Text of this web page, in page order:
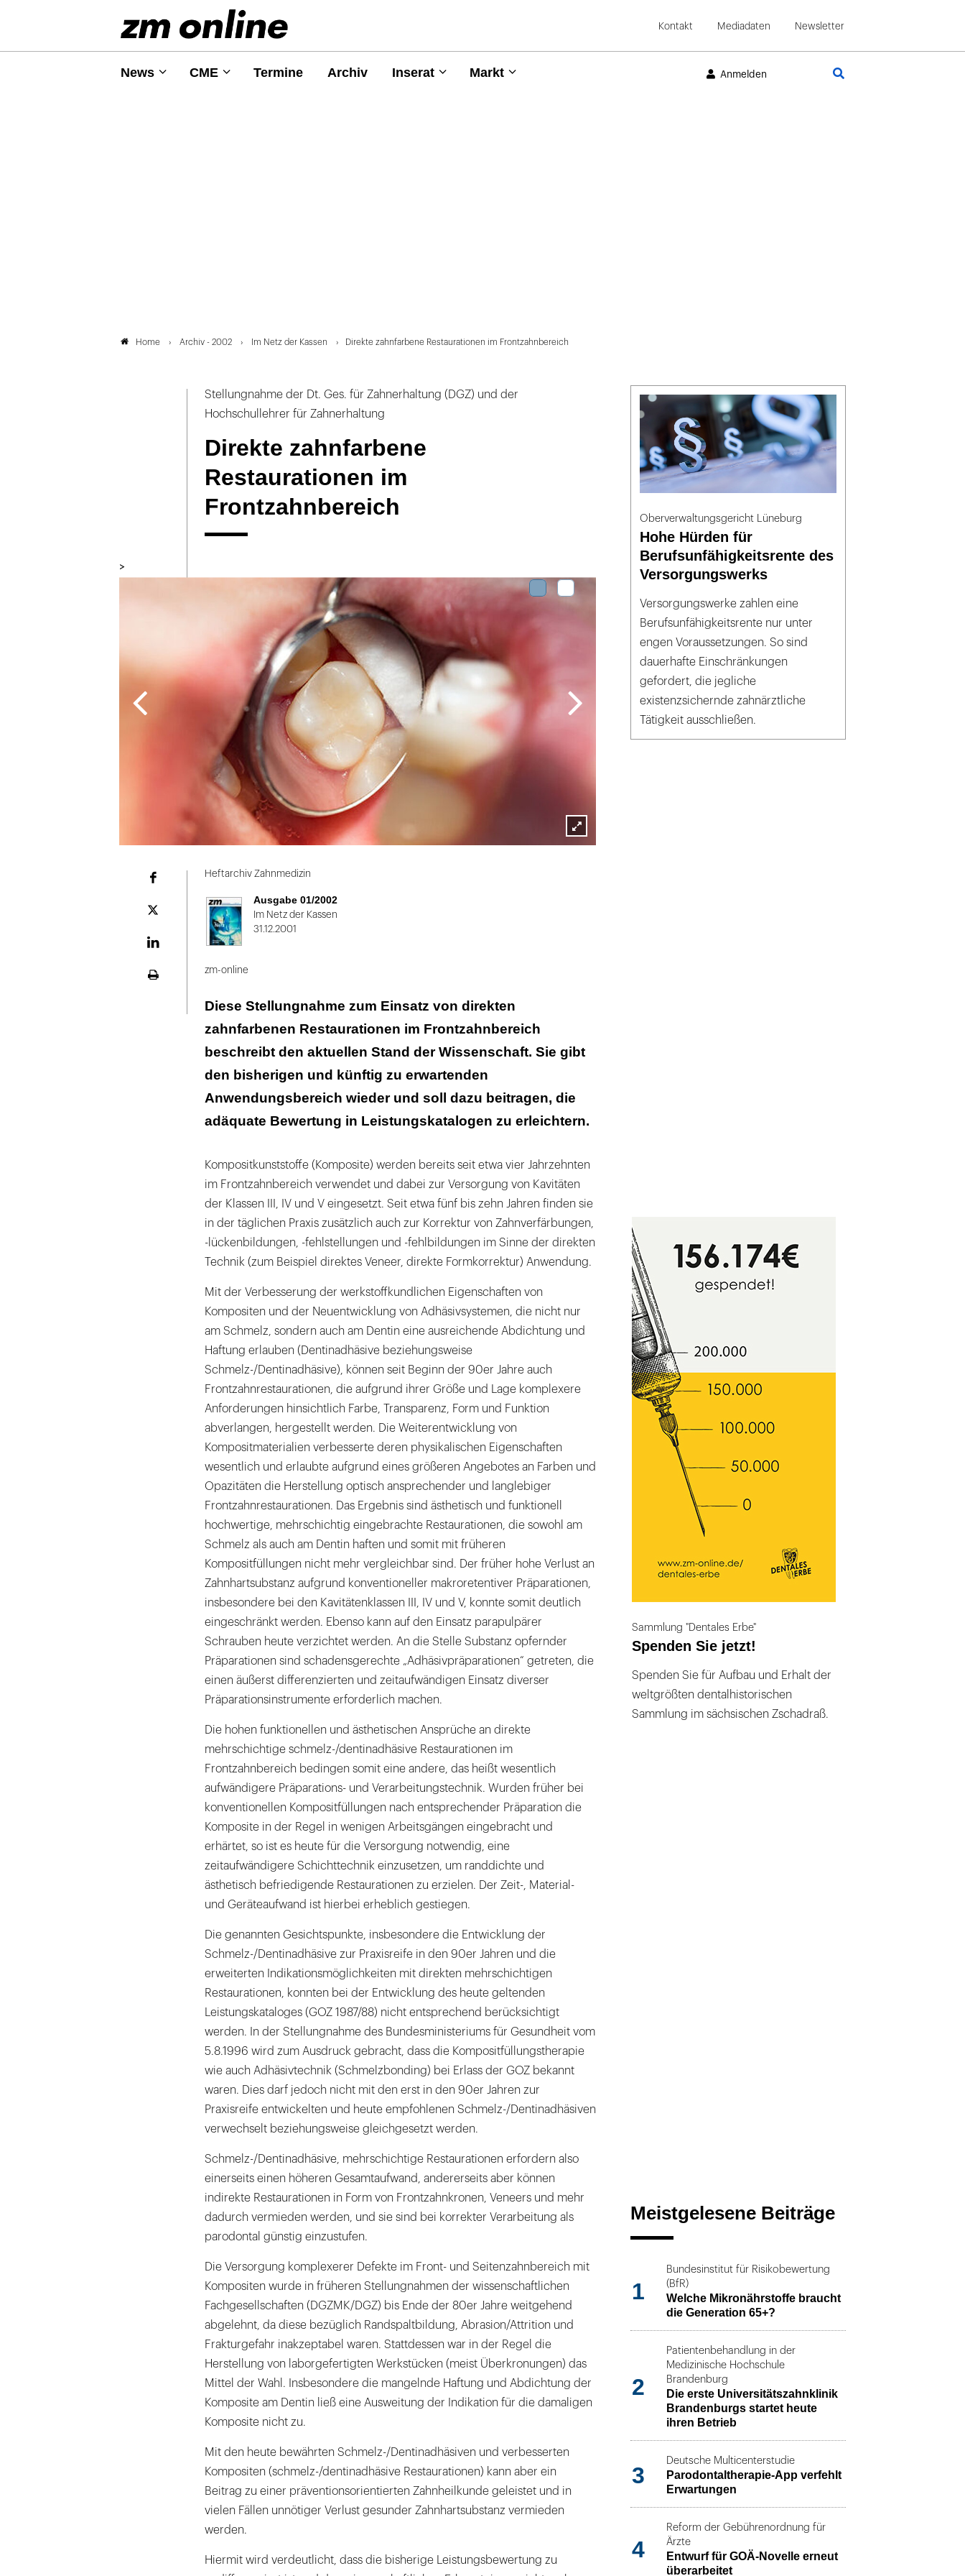
Kontakt Mediadaten Newsletter
News CME Termine Archiv Inserat Markt Anmelden
Home Archiv - 2002 Im Netz der Kassen Direkte zahnfarbene Restaurationen im Frontzahnbereich
Stellungnahme der Dt. Ges. für Zahnerhaltung (DGZ) und der
Hochschullehrer für Zahnerhaltung
Direkte zahnfarbene
Restaurationen im
Frontzahnbereich
>
Lightbox
Plattform
Heftarchiv Zahnmedizin
Ausgabe 01/2002
Im Netz der Kassen
31.12.2001
zm-online
Diese Stellungnahme zum Einsatz von direkten
zahnfarbenen Restaurationen im Frontzahnbereich
beschreibt den aktuellen Stand der Wissenschaft. Sie gibt
den bisherigen und künftig zu erwartenden
Anwendungsbereich wieder und soll dazu beitragen, die
adäquate Bewertung in Leistungskatalogen zu erleichtern.
Kompositkunststoffe (Komposite) werden bereits seit etwa vier Jahrzehnten
im Frontzahnbereich verwendet und dabei zur Versorgung von Kavitäten
der Klassen III, IV und V eingesetzt. Seit etwa fünf bis zehn Jahren finden sie
in der täglichen Praxis zusätzlich auch zur Korrektur von Zahnverfärbungen,
-lückenbildungen, -fehlstellungen und -fehlbildungen im Sinne der direkten
Technik (zum Beispiel direktes Veneer, direkte Formkorrektur) Anwendung.
Mit der Verbesserung der werkstoffkundlichen Eigenschaften von
Kompositen und der Neuentwicklung von Adhäsivsystemen, die nicht nur
am Schmelz, sondern auch am Dentin eine ausreichende Abdichtung und
Haftung erlauben (Dentinadhäsive beziehungsweise
Schmelz-/Dentinadhäsive), können seit Beginn der 90er Jahre auch
Frontzahnrestaurationen, die aufgrund ihrer Größe und Lage komplexere
Anforderungen hinsichtlich Farbe, Transparenz, Form und Funktion
abverlangen, hergestellt werden. Die Weiterentwicklung von
Kompositmaterialien verbesserte deren physikalischen Eigenschaften
wesentlich und erlaubte aufgrund eines größeren Angebotes an Farben und
Opazitäten die Herstellung optisch ansprechender und langlebiger
Frontzahnrestaurationen. Das Ergebnis sind ästhetisch und funktionell
hochwertige, mehrschichtig eingebrachte Restaurationen, die sowohl am
Schmelz als auch am Dentin haften und somit mit früheren
Kompositfüllungen nicht mehr vergleichbar sind. Der früher hohe Verlust an
Zahnhartsubstanz aufgrund konventioneller makroretentiver Präparationen,
insbesondere bei den Kavitätenklassen III, IV und V, konnte somit deutlich
eingeschränkt werden. Ebenso kann auf den Einsatz parapulpärer
Schrauben heute verzichtet werden. An die Stelle Substanz opfernder
Präparationen sind schadensgerechte „Adhäsivpräparationen“ getreten, die
einen äußerst differenzierten und zeitaufwändigen Einsatz diverser
Präparationsinstrumente erforderlich machen.
Die hohen funktionellen und ästhetischen Ansprüche an direkte
mehrschichtige schmelz-/dentinadhäsive Restaurationen im
Frontzahnbereich bedingen somit eine andere, das heißt wesentlich
aufwändigere Präparations- und Verarbeitungstechnik. Wurden früher bei
konventionellen Kompositfüllungen nach entsprechender Präparation die
Komposite in der Regel in wenigen Arbeitsgängen eingebracht und
erhärtet, so ist es heute für die Versorgung notwendig, eine
zeitaufwändigere Schichttechnik einzusetzen, um randdichte und
ästhetisch befriedigende Restaurationen zu erzielen. Der Zeit-, Material-
und Geräteaufwand ist hierbei erheblich gestiegen.
Die genannten Gesichtspunkte, insbesondere die Entwicklung der
Schmelz-/Dentinadhäsive zur Praxisreife in den 90er Jahren und die
erweiterten Indikationsmöglichkeiten mit direkten mehrschichtigen
Restaurationen, konnten bei der Entwicklung des heute geltenden
Leistungskataloges (GOZ 1987/88) nicht entsprechend berücksichtigt
werden. In der Stellungnahme des Bundesministeriums für Gesundheit vom
5.8.1996 wird zum Ausdruck gebracht, dass die Kompositfüllungstherapie
wie auch Adhäsivtechnik (Schmelzbonding) bei Erlass der GOZ bekannt
waren. Dies darf jedoch nicht mit den erst in den 90er Jahren zur
Praxisreife entwickelten und heute empfohlenen Schmelz-/Dentinadhäsiven
verwechselt beziehungsweise gleichgesetzt werden.
Schmelz-/Dentinadhäsive, mehrschichtige Restaurationen erfordern also
einerseits einen höheren Gesamtaufwand, andererseits aber können
indirekte Restaurationen in Form von Frontzahnkronen, Veneers und mehr
dadurch vermieden werden, und sie sind bei korrekter Verarbeitung als
parodontal günstig einzustufen.
Die Versorgung komplexerer Defekte im Front- und Seitenzahnbereich mit
Kompositen wurde in früheren Stellungnahmen der wissenschaftlichen
Fachgesellschaften (DGZMK/DGZ) bis Ende der 80er Jahre weitgehend
abgelehnt, da diese bezüglich Randspaltbildung, Abrasion/Attrition und
Frakturgefahr inakzeptabel waren. Stattdessen war in der Regel die
Herstellung von laborgefertigten Werkstücken (meist Überkronungen) das
Mittel der Wahl. Insbesondere die mangelnde Haftung und Abdichtung der
Komposite am Dentin ließ eine Ausweitung der Indikation für die damaligen
Komposite nicht zu.
Mit den heute bewährten Schmelz-/Dentinadhäsiven und verbesserten
Kompositen (schmelz-/dentinadhäsive Restaurationen) kann aber ein
Beitrag zu einer präventionsorientierten Zahnheilkunde geleistet und in
vielen Fällen unnötiger Verlust gesunder Zahnhartsubstanz vermieden
werden.
Hiermit wird verdeutlicht, dass die bisherige Leistungsbewertung zu
Oberverwaltungsgericht Lüneburg
Hohe Hürden für
Berufsunfähigkeitsrente des
Versorgungswerks
Versorgungswerke zahlen eine
Berufsunfähigkeitsrente nur unter
engen Voraussetzungen. So sind
dauerhafte Einschränkungen
gefordert, die jegliche
existenzsichernde zahnärztliche
Tätigkeit ausschließen.
Sammlung "Dentales Erbe"
Spenden Sie jetzt!
Spenden Sie für Aufbau und Erhalt der
weltgrößten dentalhistorischen
Sammlung im sächsischen Zschadraß.
Meistgelesene Beiträge
1
Bundesinstitut für Risikobewertung
(BfR)
Welche Mikronährstoffe braucht
die Generation 65+?
2
Patientenbehandlung in der
Medizinische Hochschule
Brandenburg
Die erste Universitätszahnklinik
Brandenburgs startet heute
ihren Betrieb
3
Deutsche Multicenterstudie
Parodontaltherapie-App verfehlt
Erwartungen
4
Reform der Gebührenordnung für
Ärzte
Entwurf für GOÄ-Novelle erneut
überarbeitet